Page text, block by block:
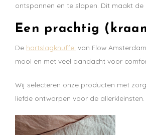
ontspannen en te slapen. Dit maakt
Een prachtig
De hartslagknuffel van Flow
mooi en met veel aandacht voor
Wij selecteren onze producten met
liefde ontworpen voor de allerkleinsten.